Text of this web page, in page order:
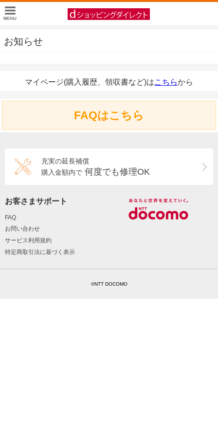
お知らせ
マイページ(購入履歴、領収書など)はこちらから
FAQはこちら
充実の延長補償
購入金額内で 何度でも修理OK
お客さまサポート
FAQ
お問い合わせ
サービス利用規約
特定商取引法に基づく表示
©NTT DOCOMO